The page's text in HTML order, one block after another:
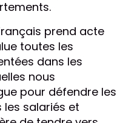
prend acte
toutes les
dans les
nous
pour défendre les
les salariés et